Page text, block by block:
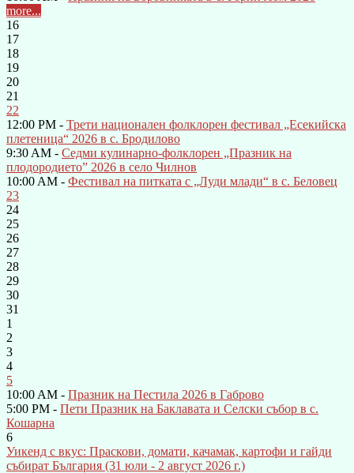
more...
16
17
18
19
20
21
22
12:00 PM - Трети национален фолклорен фестивал „Есекийска
плетеница“ 2026 в с. Бродилово
9:30 AM - Седми кулинарно-фолклорен „Празник на
плодородието” 2026 в село Чилнов
10:00 AM - Фестивал на питката с „Луди млади“ в с. Беловец
23
24
25
26
27
28
29
30
31
1
2
3
4
5
10:00 AM - Празник на Пестила 2026 в Габрово
5:00 PM - Пети Празник на Баклавата и Селски събор в с.
Кошарна
6
Уикенд с вкус: Праскови, домати, качамак, картофи и гайди
събират България (31 юли - 2 август 2026 г.)